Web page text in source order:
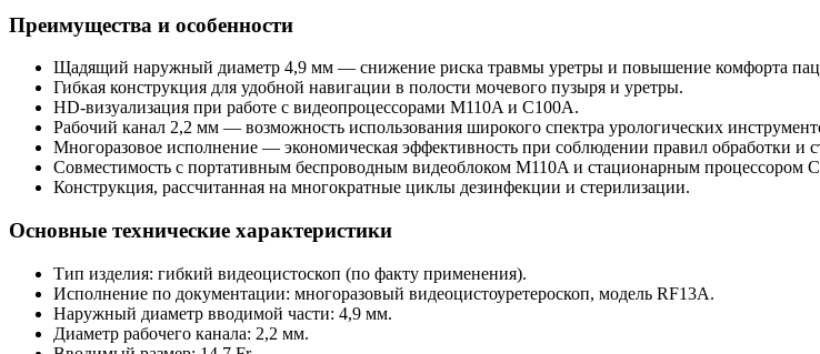
Преимущества и особенности
Щадящий наружный диаметр 4,9 мм — снижение риска травмы уретры и повышение комфорта
Гибкая конструкция для удобной навигации в полости мочевого пузыря и уретры.
HD-визуализация при работе с видеопроцессорами M110A и C100A.
Рабочий канал 2,2 мм — возможность использования широкого спектра урологических
Многоразовое исполнение — экономическая эффективность при соблюдении правил обработки и
Совместимость с портативным беспроводным видеоблоком M110A и стационарным процессором
Конструкция, рассчитанная на многократные циклы дезинфекции и стерилизации.
Основные технические характеристики
Тип изделия: гибкий видеоцистоскоп (по факту применения).
Исполнение по документации: многоразовый видеоцистоуретероскоп, модель RF13A.
Наружный диаметр вводимой части: 4,9 мм.
Диаметр рабочего канала: 2,2 мм.